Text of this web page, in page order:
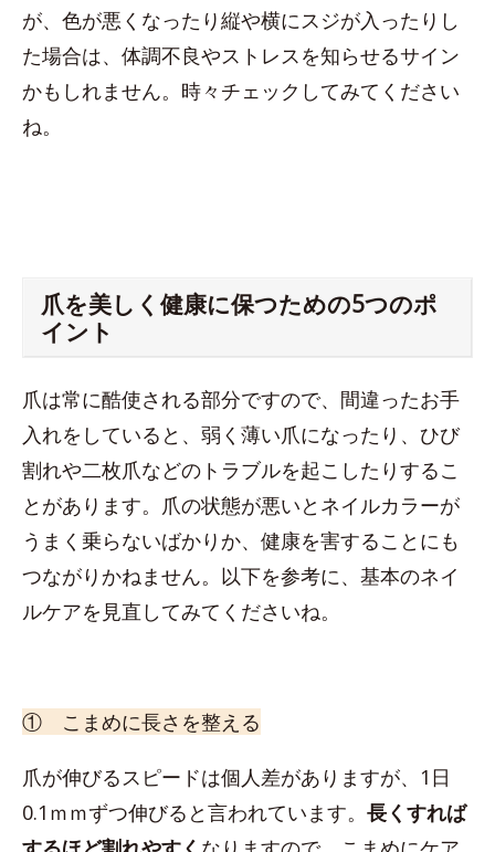
が、色が悪くなったり縦や横にスジが入ったりし
た場合は、体調不良やストレスを知らせるサイン
かもしれません。時々チェックしてみてください
ね。
爪を美しく健康に保つための5つのポ
イント
爪は常に酷使される部分ですので、間違ったお手
入れをしていると、弱く薄い爪になったり、ひび
割れや二枚爪などのトラブルを起こしたりするこ
とがあります。爪の状態が悪いとネイルカラーが
うまく乗らないばかりか、健康を害することにも
つながりかねません。以下を参考に、基本のネイ
ルケアを見直してみてくださいね。
① こまめに長さを整える
爪が伸びるスピードは個人差がありますが、1日
0.1ｍｍずつ伸びると言われています。 長くすれば